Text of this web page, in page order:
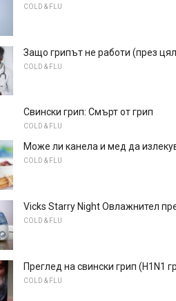
COLD & FLU
Защо грипът не работи (през
COLD & FLU
Свински грип: Смърт от грип
COLD & FLU
Може ли канела и мед да
COLD & FLU
Vicks Starry Night Овлажнител
COLD & FLU
Преглед на свински грип (H1N1
COLD & FLU